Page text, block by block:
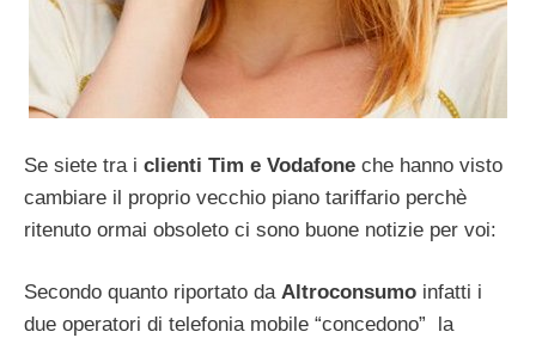
Se siete tra i clienti Tim e Vodafone che hanno visto
cambiare il proprio vecchio piano tariffario perchè
ritenuto ormai obsoleto ci sono buone notizie per voi:
Secondo quanto riportato da Altroconsumo infatti i
due operatori di telefonia mobile “concedono” la